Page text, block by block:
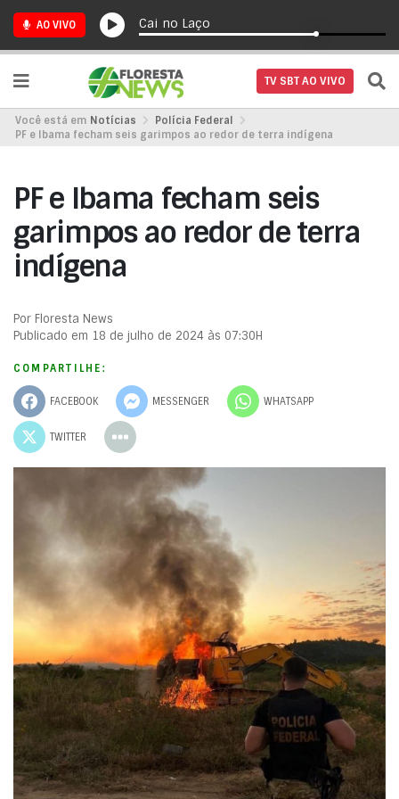
AO VIVO Cai no Laço
TV SBT AO VIVO
Você está em Notícias
Polícia Federal
PF e Ibama fecham seis garimpos ao redor de terra indígena
PF e Ibama fecham seis
garimpos ao redor de terra
indígena
Por Floresta News
Publicado em 18 de julho de 2024 às 07:30H
COMPARTILHE:
FACEBOOK MESSENGER WHATSAPP
TWITTER